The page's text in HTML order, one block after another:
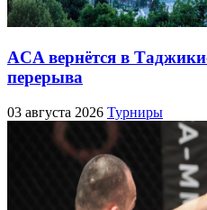
ACA вернётся в
перерыва
03 августа 2026 Турниры